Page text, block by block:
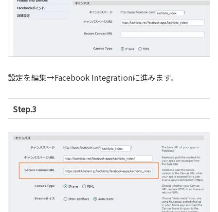
設定を編集→Facebook Integrationに進みます。
Step.3